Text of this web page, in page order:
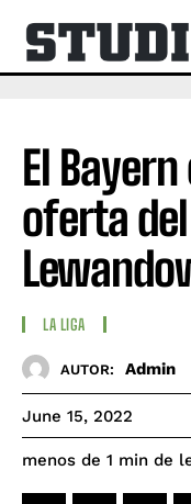
El
oferta
LA LIGA
AUTOR: Admin
June 15, 2022
menos de 1 min de